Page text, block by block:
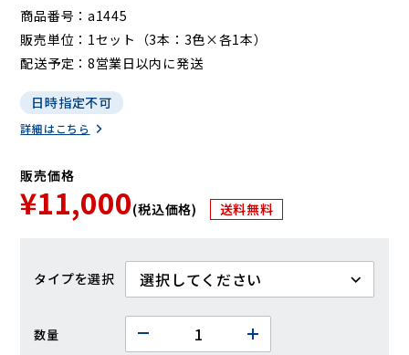
商品番号
a1445
販売単位
1セット（3本：3色×各1本）
配送予定
8営業日以内に発送
日時指定不可
詳細はこちら
販売価格
¥11,000(税込価格) 送料無料
タイプ
数量